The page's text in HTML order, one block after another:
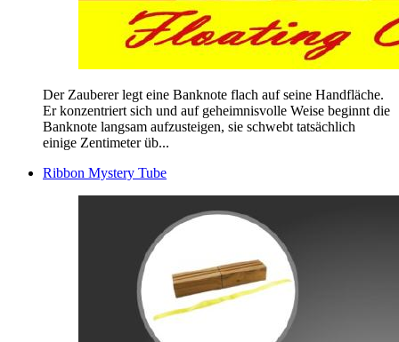
Der Zauberer legt eine Banknote flach auf seine Handfläche.
Er konzentriert sich und auf geheimnisvolle Weise beginnt die
Banknote langsam aufzusteigen, sie schwebt tatsächlich
einige Zentimeter üb...
Ribbon Mystery Tube